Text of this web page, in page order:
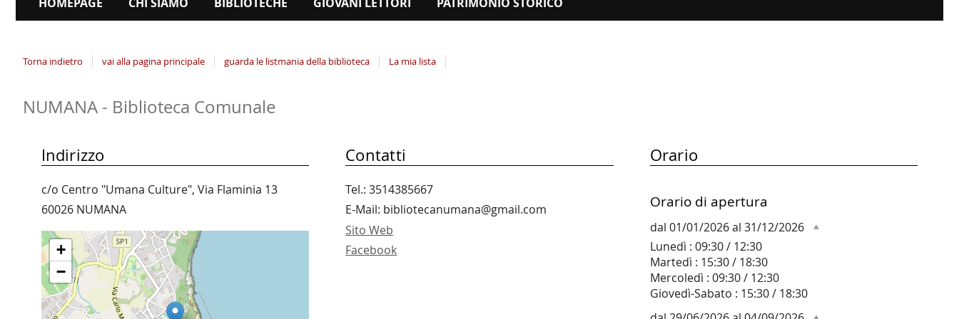
Torna indietro vai alla pagina principale guarda le listmania della biblioteca La mia lista
NUMANA - Biblioteca Comunale
+
−
Indirizzo
c/o Centro "Umana Culture", Via Flaminia 13
60026 NUMANA
Contatti
Tel.: 3514385667
E-Mail: bibliotecanumana@gmail.com
Sito Web
Facebook
Orario
Orario di apertura
dal 01/01/2026 al 31/12/2026
Lunedì : 09:30 / 12:30
Martedì : 15:30 / 18:30
Mercoledì : 09:30 / 12:30
Giovedì-Sabato : 15:30 / 18:30